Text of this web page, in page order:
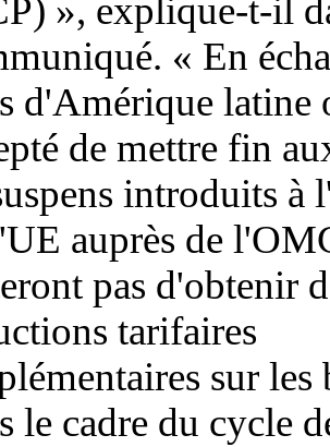
», explique-t-il
« En
d'Amérique latine
de mettre fin
introduits à
auprès de
pas d'obtenir
tarifaires
sur les
le cadre du cycle